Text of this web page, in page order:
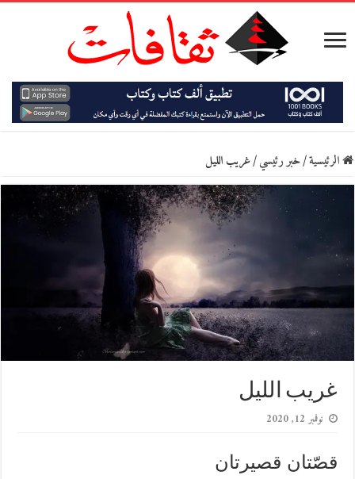
الرئيسية/خبر رئيسي/غريب الليل
غريب الليل
نوفمبر 12, 2020
قصّتان قصيرتان